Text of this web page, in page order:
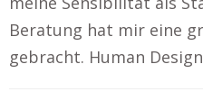
Beratung hat mir eine
gebracht. Human